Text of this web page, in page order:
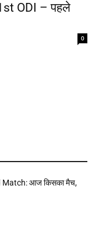
ODI – पहले
0
Match: आज किसका मैच,